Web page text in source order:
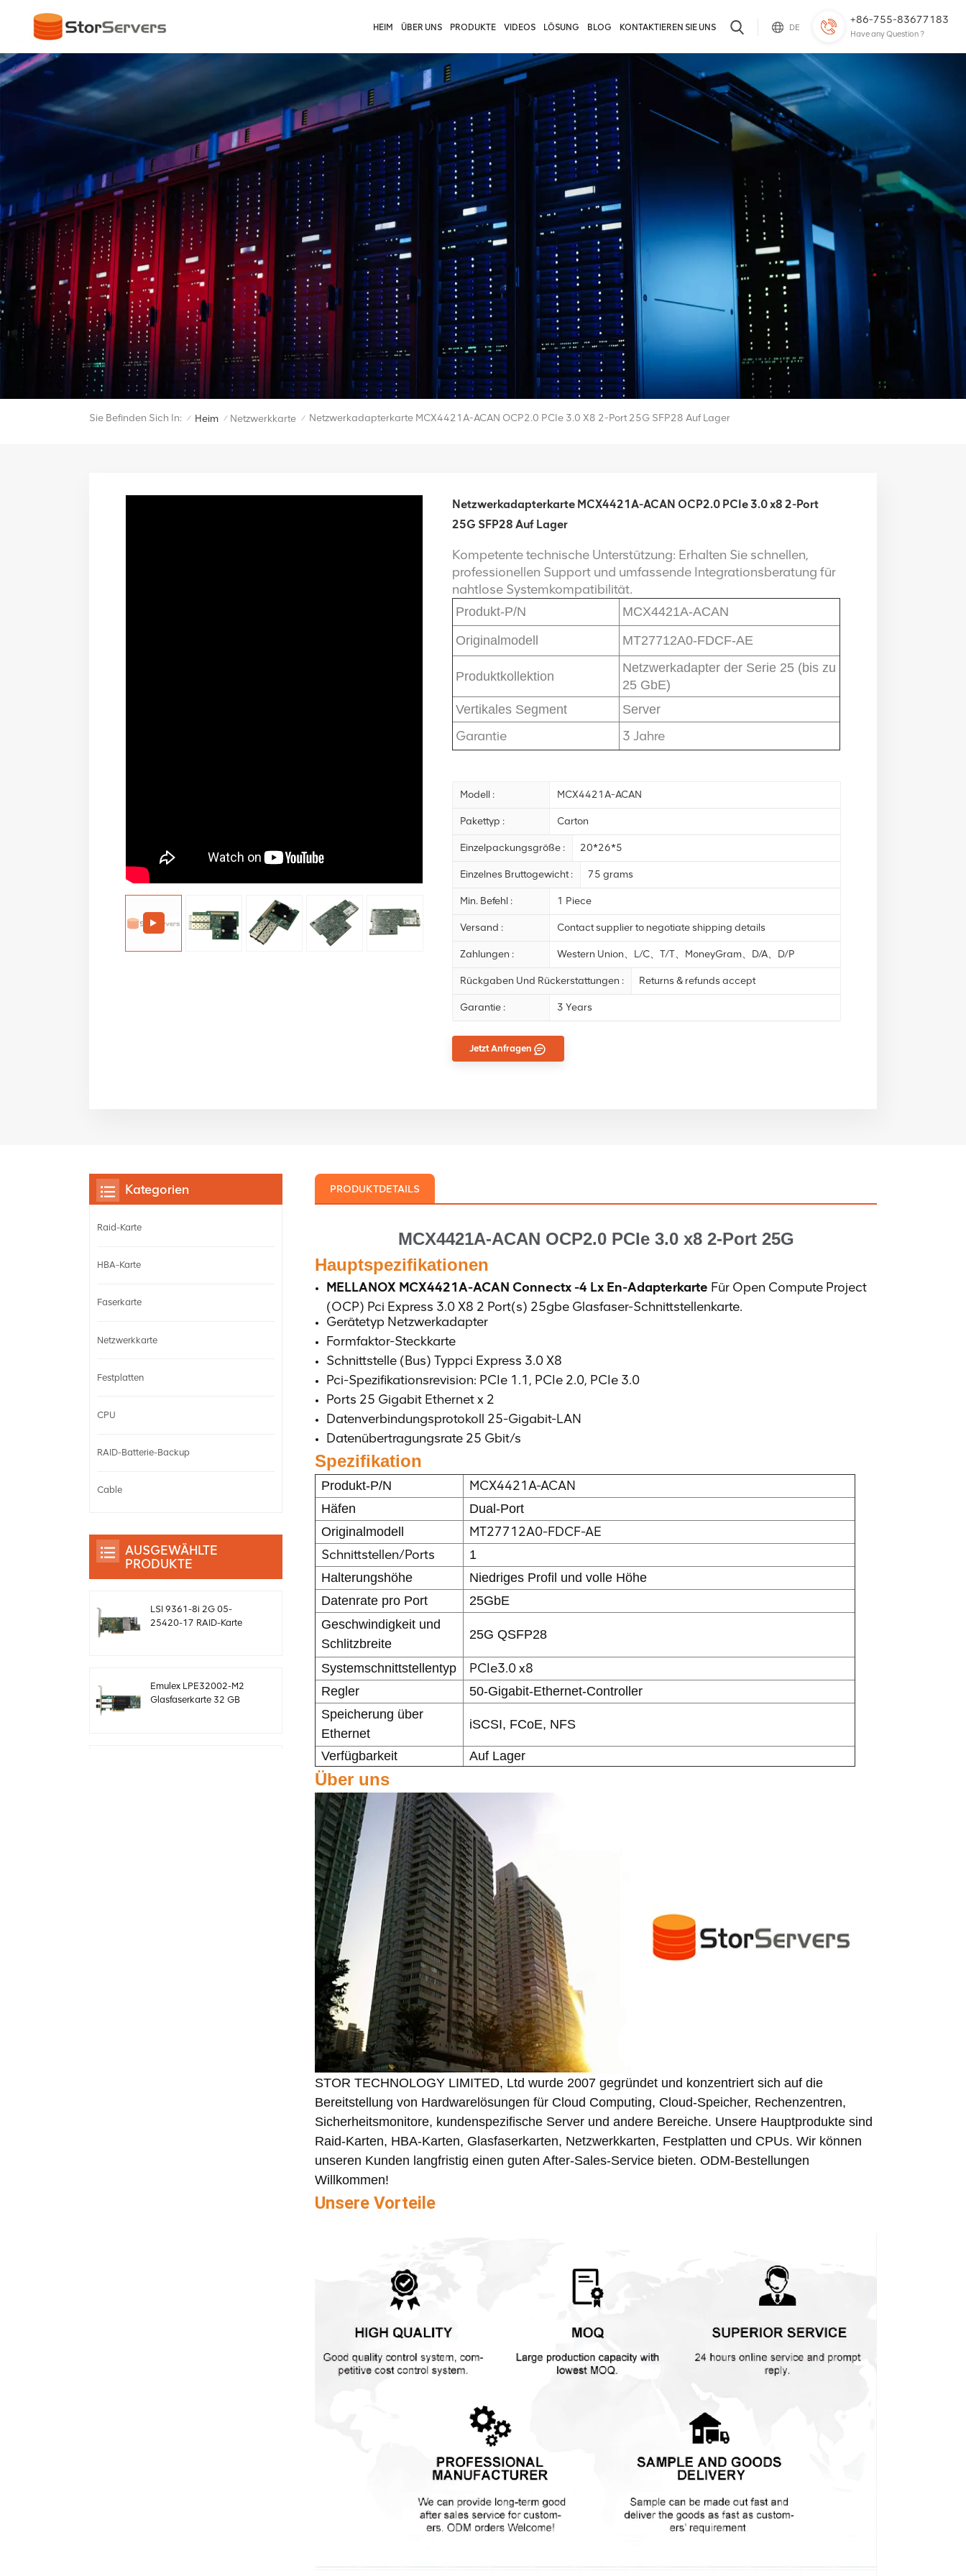
+86-755-83677183
Have any Question ?
DE
HEIM ÜBER UNS PRODUKTE VIDEOS LÖSUNG BLOG KONTAKTIEREN SIE UNS
Sie Befinden Sich In: / Heim / Netzwerkkarte / Netzwerkadapterkarte MCX4421A-ACAN OCP2.0 PCIe 3.0 X8 2-Port 25G SFP28 Auf Lager
Netzwerkadapterkarte MCX4421A-ACAN OCP2.0 PCIe 3.0 x8 2-Port
25G SFP28 Auf Lager
Kompetente technische Unterstützung: Erhalten Sie schnellen,
professionellen Support und umfassende Integrationsberatung für
nahtlose Systemkompatibilität.
Produkt-P/N
MCX4421A-ACAN
Originalmodell
MT27712A0-FDCF-AE
Produktkollektion
Netzwerkadapter der Serie 25 (bis zu
25 GbE)
Vertikales Segment
Server
Garantie 3 Jahre
Modell : MCX4421A-ACAN
Pakettyp : Carton
Einzelpackungsgröße : 20*26*5
Einzelnes Bruttogewicht : 75 grams
Min. Befehl : 1 Piece
Versand : Contact supplier to negotiate shipping details
Zahlungen : Western Union、L/C、T/T、MoneyGram、D/A、D/P
Rückgaben Und Rückerstattungen : Returns & refunds accept
Garantie : 3 Years
Jetzt Anfragen
PRODUKTDETAILS
MCX4421A-ACAN OCP2.0 PCIe 3.0 x8 2-Port 25G
Hauptspezifikationen
MELLANOX MCX4421A-ACAN Connectx -4 Lx En-Adapterkarte Für Open Compute Project
(OCP) Pci Express 3.0 X8 2 Port(s) 25gbe Glasfaser-Schnittstellenkarte.
Gerätetyp Netzwerkadapter
Formfaktor-Steckkarte
Schnittstelle (Bus) Typpci Express 3.0 X8
Pci-Spezifikationsrevision: PCIe 1.1, PCIe 2.0, PCIe 3.0
Ports 25 Gigabit Ethernet x 2
Datenverbindungsprotokoll 25-Gigabit-LAN
Datenübertragungsrate 25 Gbit/s
Spezifikation
Produkt-P/N MCX4421A-ACAN
Häfen
Dual-Port
Originalmodell
MT27712A0-FDCF-AE
Schnittstellen/Ports
1
Halterungshöhe
Niedriges Profil und volle Höhe
Datenrate pro Port
25GbE
Geschwindigkeit und
Schlitzbreite
25G QSFP28
Systemschnittstellentyp PCIe3.0 x8
Regler
50-Gigabit-Ethernet-Controller
Speicherung über
Ethernet
iSCSI, FCoE, NFS
Verfügbarkeit Auf Lager
Über uns
STOR TECHNOLOGY LIMITED, Ltd wurde 2007 gegründet und konzentriert sich auf die
Bereitstellung von Hardwarelösungen für Cloud Computing, Cloud-Speicher, Rechenzentren,
Sicherheitsmonitore, kundenspezifische Server und andere Bereiche. Unsere Hauptprodukte sind
Raid-Karten, HBA-Karten, Glasfaserkarten, Netzwerkkarten, Festplatten und CPUs. Wir können
unseren Kunden langfristig einen guten After-Sales-Service bieten. ODM-Bestellungen
Willkommen!
Unsere Vorteile
Kategorien
Raid-Karte
HBA-Karte
Faserkarte
Netzwerkkarte
Festplatten
CPU
RAID-Batterie-Backup
Cable
AUSGEWÄHLTE
PRODUKTE
LSI 9361-8i 2G 05-
25420-17 RAID-Karte
Emulex LPE32002-M2
Glasfaserkarte 32 GB